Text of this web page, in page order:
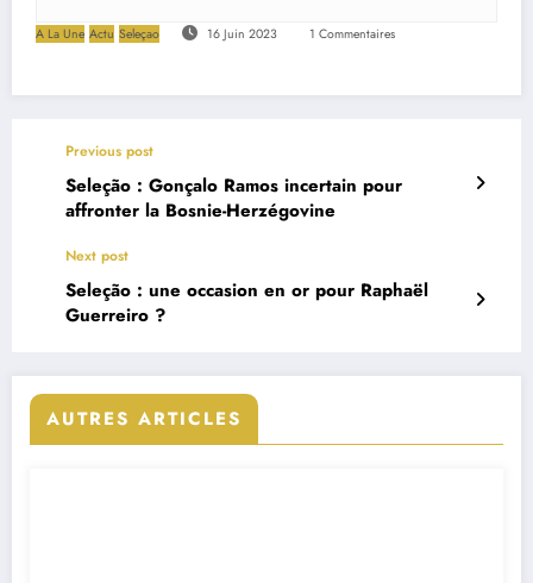
A La Une Actu Seleçao 16 Juin 2023 1 Commentaires
Previous post
Seleção : Gonçalo Ramos incertain pour
affronter la Bosnie-Herzégovine
Next post
Seleção : une occasion en or pour Raphaël
Guerreiro ?
AUTRES ARTICLES